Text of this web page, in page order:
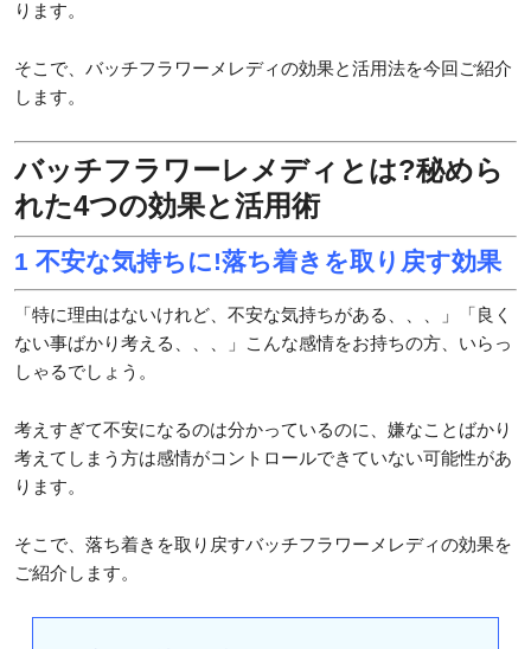
ります。
そこで、バッチフラワーメレディの効果と活用法を今回ご紹介
します。
バッチフラワーレメディとは?秘めら
れた4つの効果と活用術
1 不安な気持ちに!落ち着きを取り戻す効果
「特に理由はないけれど、不安な気持ちがある、、、」「良く
ない事ばかり考える、、、」こんな感情をお持ちの方、いらっ
しゃるでしょう。
考えすぎて不安になるのは分かっているのに、嫌なことばかり
考えてしまう方は感情がコントロールできていない可能性があ
ります。
そこで、落ち着きを取り戻すバッチフラワーメレディの効果を
ご紹介します。